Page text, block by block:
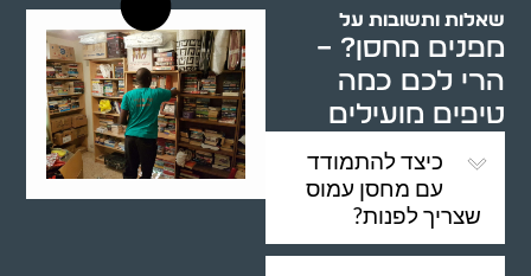
שאלות ותשובות על
מפנים מחסן? –
הרי לכם כמה
טיפים מועילים
כיצד להתמודד
עם מחסן עמוס
שצריך לפנות?